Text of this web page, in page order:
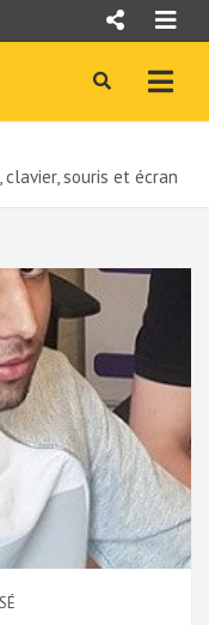
clavier, souris et écran